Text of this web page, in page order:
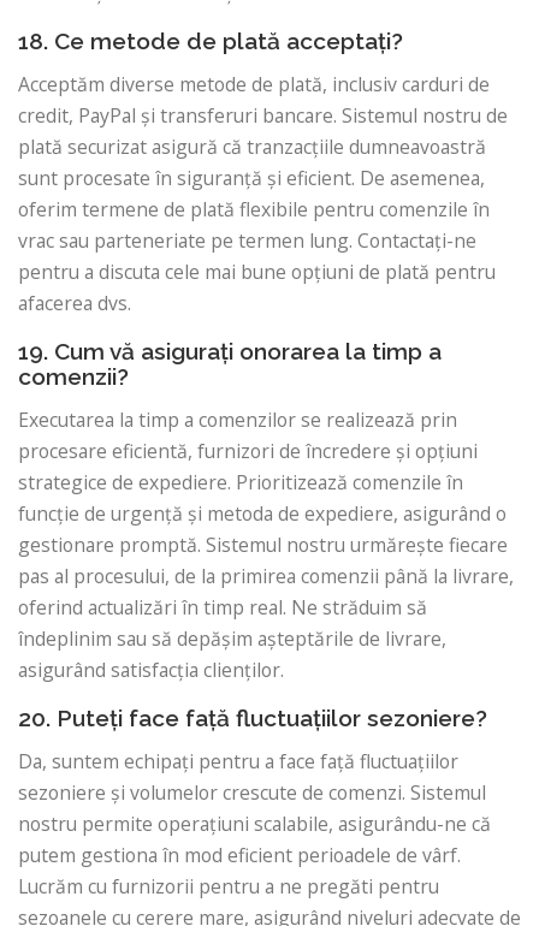
18. Ce metode de plată acceptați?
Acceptăm diverse metode de plată, inclusiv carduri de
credit, PayPal și transferuri bancare. Sistemul nostru de
plată securizat asigură că tranzacțiile dumneavoastră
sunt procesate în siguranță și eficient. De asemenea,
oferim termene de plată flexibile pentru comenzile în
vrac sau parteneriate pe termen lung. Contactați-ne
pentru a discuta cele mai bune opțiuni de plată pentru
afacerea dvs.
19. Cum vă asigurați onorarea la timp a
comenzii?
Executarea la timp a comenzilor se realizează prin
procesare eficientă, furnizori de încredere și opțiuni
strategice de expediere. Prioritizează comenzile în
funcție de urgență și metoda de expediere, asigurând o
gestionare promptă. Sistemul nostru urmărește fiecare
pas al procesului, de la primirea comenzii până la livrare,
oferind actualizări în timp real. Ne străduim să
îndeplinim sau să depășim așteptările de livrare,
asigurând satisfacția clienților.
20. Puteți face față fluctuațiilor sezoniere?
Da, suntem echipați pentru a face față fluctuațiilor
sezoniere și volumelor crescute de comenzi. Sistemul
nostru permite operațiuni scalabile, asigurându-ne că
putem gestiona în mod eficient perioadele de vârf.
Lucrăm cu furnizorii pentru a ne pregăti pentru
sezoanele cu cerere mare, asigurând niveluri adecvate de